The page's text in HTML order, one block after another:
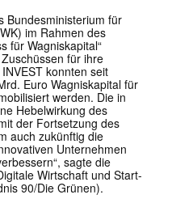
Bundesministerium für
im Rahmen des
für Wagniskapital“
für ihre
konnten seit
Euro Wagniskapital für
werden. Die in
Hebelwirkung des
der Fortsetzung des
auch zukünftig die
Unternehmen
sagte die
Wirtschaft und Start-
90/Die Grünen).